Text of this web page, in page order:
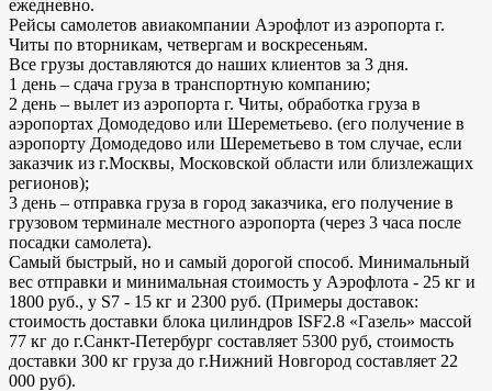
ежедневно.
Рейсы самолетов авиакомпании Аэрофлот из аэропорта г.
Читы по вторникам, четвергам и воскресеньям.
Все грузы доставляются до наших клиентов за 3 дня.
1 день – сдача груза в транспортную компанию;
2 день – вылет из аэропорта г. Читы, обработка груза в
аэропортах Домодедово или Шереметьево. (его получение в
аэропорту Домодедово или Шереметьево в том случае, если
заказчик из г.Москвы, Московской области или близлежащих
регионов);
3 день – отправка груза в город заказчика, его получение в
грузовом терминале местного аэропорта (через 3 часа после
посадки самолета).
Самый быстрый, но и самый дорогой способ. Минимальный
вес отправки и минимальная стоимость у Аэрофлота - 25 кг и
1800 руб., у S7 - 15 кг и 2300 руб. (Примеры доставок:
стоимость доставки блока цилиндров ISF2.8 «Газель» массой
77 кг до г.Санкт-Петербург составляет 5300 руб, стоимость
доставки 300 кг груза до г.Нижний Новгород составляет 22
000 руб).